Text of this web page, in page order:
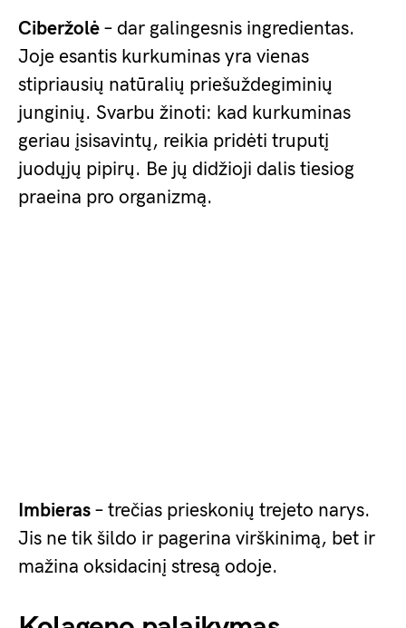
Ciberžolė – dar galingesnis ingredientas.
Joje esantis kurkuminas yra vienas
stipriausių natūralių priešuždegiminių
junginių. Svarbu žinoti: kad kurkuminas
geriau įsisavintų, reikia pridėti truputį
juodųjų pipirų. Be jų didžioji dalis tiesiog
praeina pro organizmą.
Imbieras – trečias prieskonių trejeto narys.
Jis ne tik šildo ir pagerina virškinimą, bet ir
mažina oksidacinį stresą odoje.